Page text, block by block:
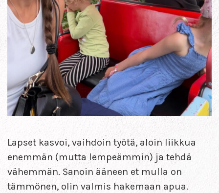
Lapset kasvoi, vaihdoin työtä, aloin liikkua
enemmän (mutta lempeämmin) ja tehdä
vähemmän. Sanoin ääneen et mulla on
tämmönen, olin valmis hakemaan apua.